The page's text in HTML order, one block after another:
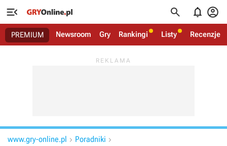
   
PREMIUM Newsroom Gry Rankingi Listy Recenzje
www.gry-online.pl  Poradniki 